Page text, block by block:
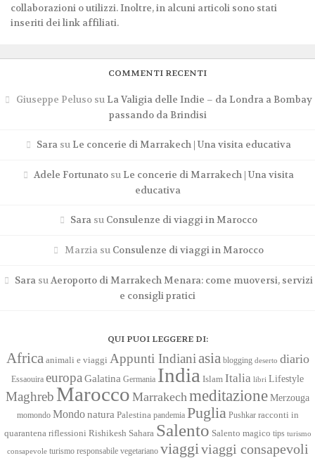
collaborazioni o utilizzi. Inoltre, in alcuni articoli sono stati
inseriti dei link affiliati.
COMMENTI RECENTI
Giuseppe Pelusosu La Valigia delle Indie – da Londra a Bombay
passando da Brindisi
Sara su Le concerie di Marrakech | Una visita educativa
Adele Fortunato su Le concerie di Marrakech | Una visita
educativa
Sara su Consulenze di viaggi in Marocco
Marziasu Consulenze di viaggi in Marocco
Sara suAeroporto di Marrakech Menara: come muoversi, servizi
e consigli pratici
QUI PUOI LEGGERE DI:
Africa animali e viaggi Appunti Indianiasia blogging deserto diario
Essaouira europa Galatina Germania India Islam Italia libri Lifestyle
Maghreb Marocco Marrakech meditazioneMerzouga
momondo Mondo natura Palestina pandemia Puglia Pushkar racconti in
quarantena riflessioni Rishikesh Sahara Salento Salento magico tips turismo
consapevole turismo responsabile vegetariano viaggi viaggi consapevoli